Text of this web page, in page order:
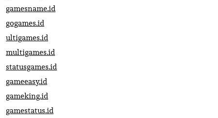
gamesname.id
gogames.id
ultigames.id
multigames.id
statusgames.id
gameeasy.id
gameking.id
gamestatus.id